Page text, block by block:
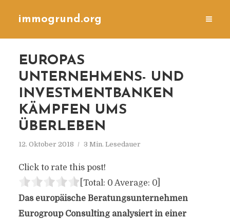
immogrund.org
EUROPAS
UNTERNEHMENS- UND
INVESTMENTBANKEN
KÄMPFEN UMS
ÜBERLEBEN
12. Oktober 2018 3 Min. Lesedauer
Click to rate this post!
[Total: 0 Average: 0]
Das europäische Beratungsunternehmen
Eurogroup Consulting analysiert in einer